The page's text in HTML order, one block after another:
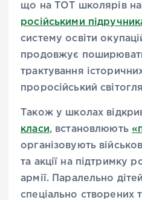
що на ТОТ школярів
російськими
систему освіти
продовжує
трактування
проросійський
Також у школах
класи, встановлюють
організовують
та акції на підтримку
армії. Паралельно
спеціально створених